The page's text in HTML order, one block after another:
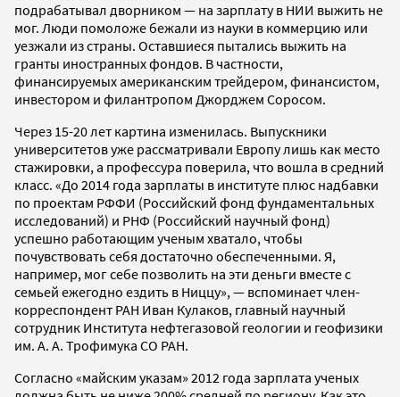
подрабатывал дворником — на зарплату в НИИ выжить не
мог. Люди помоложе бежали из науки в коммерцию или
уезжали из страны. Оставшиеся пытались выжить на
гранты иностранных фондов. В частности,
финансируемых американским трейдером, финансистом,
инвестором и филантропом Джорджем Соросом.
Через 15-20 лет картина изменилась. Выпускники
университетов уже рассматривали Европу лишь как место
стажировки, а профессура поверила, что вошла в средний
класс. «До 2014 года зарплаты в институте плюс надбавки
по проектам РФФИ (Российский фонд фундаментальных
исследований) и РНФ (Российский научный фонд)
успешно работающим ученым хватало, чтобы
почувствовать себя достаточно обеспеченными. Я,
например, мог себе позволить на эти деньги вместе с
семьей ежегодно ездить в Ниццу», — вспоминает член-
корреспондент РАН Иван Кулаков, главный научный
сотрудник Института нефтегазовой геологии и геофизики
им. А. А. Трофимука СО РАН.
Согласно «майским указам» 2012 года зарплата ученых